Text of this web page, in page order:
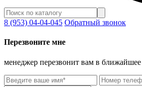
8 (953) 04-04-045 Обратный звонок
Перезвоните мне
менеджер перезвонит вам в